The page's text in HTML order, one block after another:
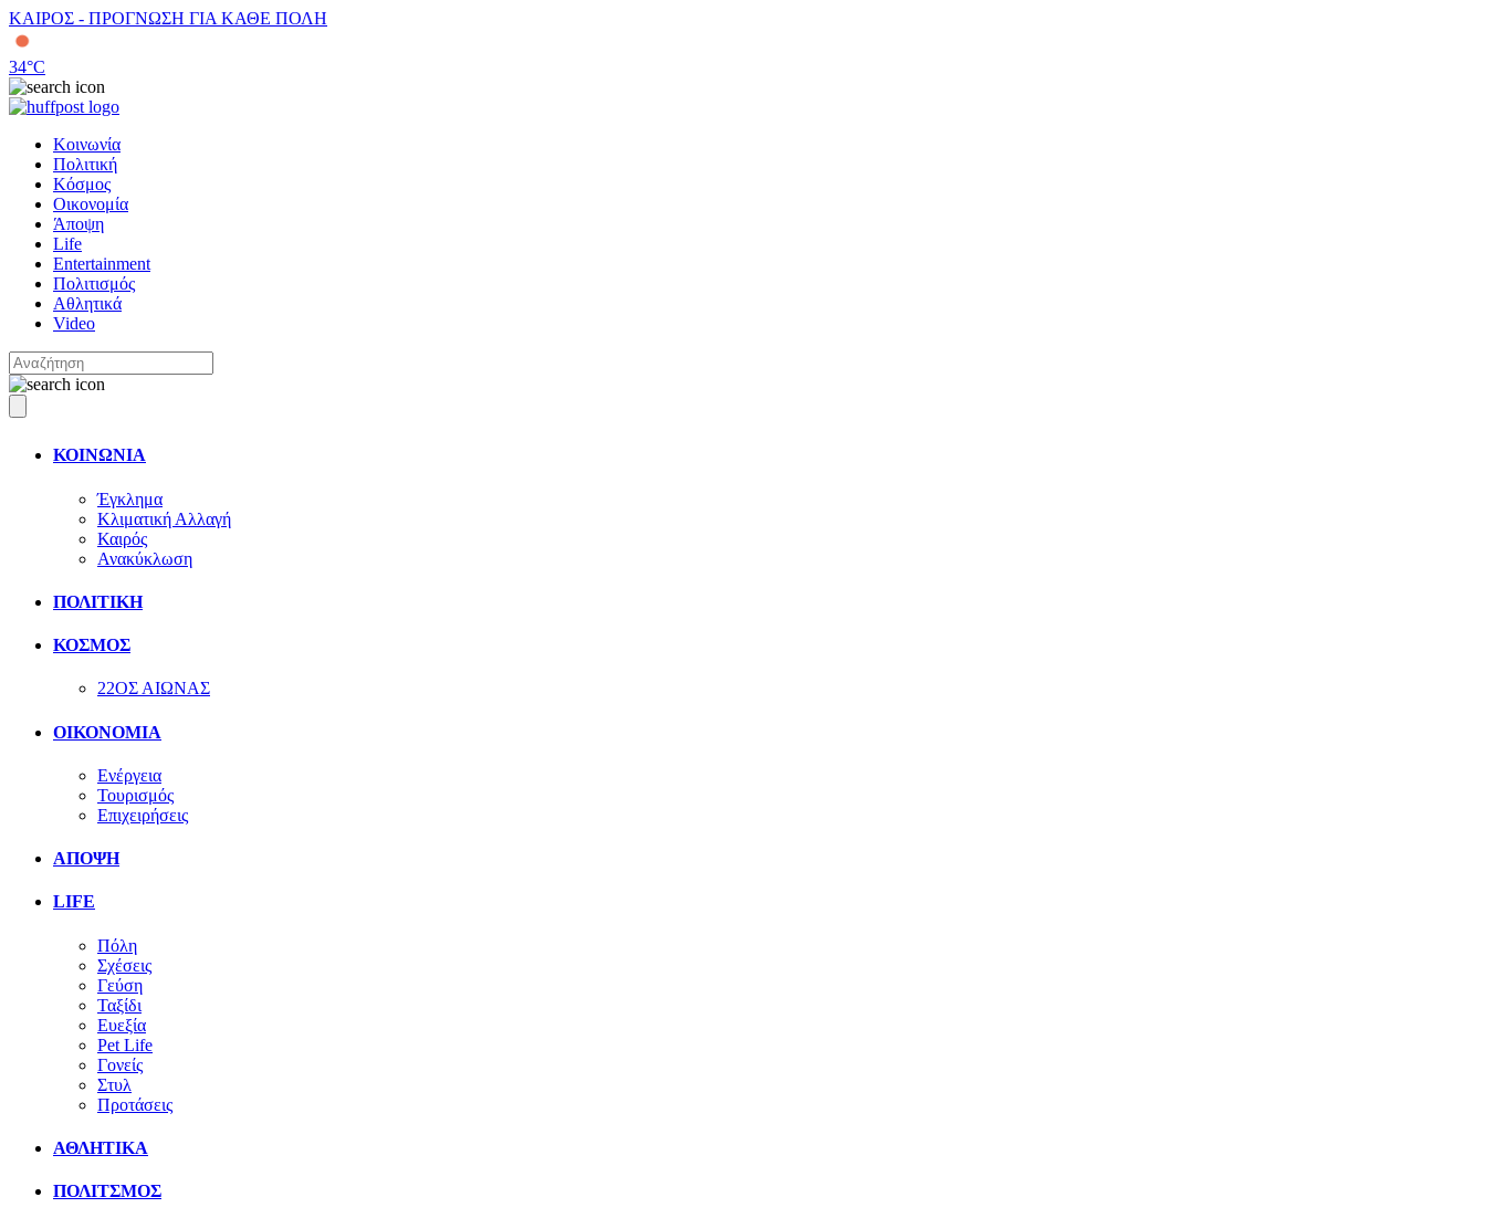
ΚΑΙΡΟΣ - ΠΡΟΓΝΩΣΗ ΓΙΑ ΚΑΘΕ ΠΟΛΗ
34°C
Κοινωνία
Πολιτική
Κόσμος
Οικονομία
Άποψη
Life
Entertainment
Πολιτισμός
Αθλητικά
Video
ΚΟΙΝΩΝΙΑ
Έγκλημα
Κλιματική Αλλαγή
Καιρός
Ανακύκλωση
ΠΟΛΙΤΙΚΗ
ΚΟΣΜΟΣ
22ΟΣ ΑΙΩΝΑΣ
ΟΙΚΟΝΟΜΙΑ
Ενέργεια
Τουρισμός
Επιχειρήσεις
ΑΠΟΨΗ
LIFE
Πόλη
Σχέσεις
Γεύση
Ταξίδι
Ευεξία
Pet Life
Γονείς
Στυλ
Προτάσεις
ΑΘΛΗΤΙΚΑ
ΠΟΛΙΤΣΜΟΣ